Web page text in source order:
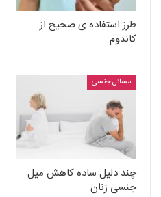
طرز استفاده ی صحیح از
کاندوم
مسائل جنسی
چند دلیل ساده کاهش میل
جنسی زنان